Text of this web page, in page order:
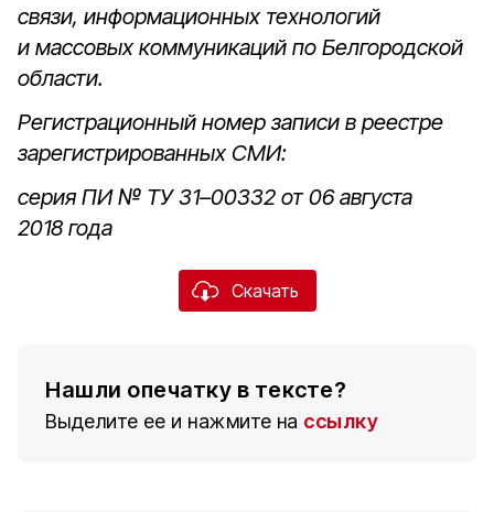
связи, информационных технологий
и массовых коммуникаций по Белгородской
области.
Регистрационный номер записи в реестре
зарегистрированных СМИ:
серия ПИ № ТУ 31–00332 от 06 августа
2018 года
Скачать
Нашли опечатку в тексте?
Выделите ее и нажмите на ссылку